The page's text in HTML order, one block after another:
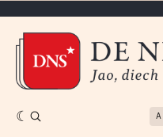
A